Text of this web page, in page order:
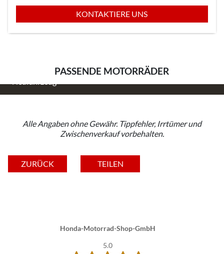
KONTAKTIERE UNS
PASSENDE MOTORRÄDER
Alle Angaben ohne Gewähr. Tippfehler, Irrtümer und
Zwischenverkauf vorbehalten.
ZURÜCK TEILEN
Honda-Motorrad-Shop-GmbH
5.0